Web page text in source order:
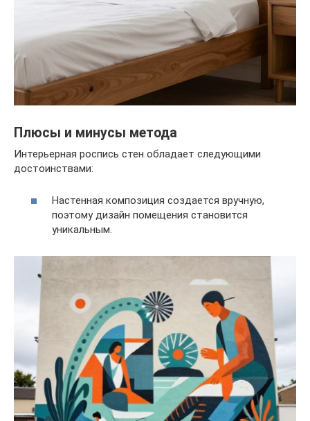
Плюсы и минусы метода
Интерьерная роспись стен обладает следующими
достоинствами:
Настенная композиция создается вручную,
поэтому дизайн помещения становится
уникальным.